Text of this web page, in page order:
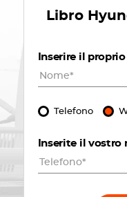
Libro
Inserire il
Telefono
Inserite il